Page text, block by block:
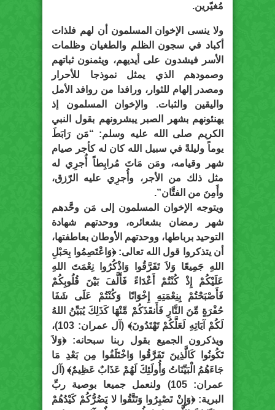
مُغيّرين.
ولا ينسى الإخوان المسلمون أن لهم فلذات
أكباد في سجون الظلم والطغيان وظلمات
الأسر فيشدون على أيديهم، ويثمنون ثباتهم
وصمودهم الذي يمثل نموذجا للأحرار
ومصدر إلهام للثوار، ورافدا من روافد الأمل
واليقين والثبات. والإخوان المسلمون إذ
يهنئونهم بشهر الصبر يبشرونهم بقول النبي
الكريم صلى الله عليه وسلم: “مَن رَابَطَ
يوماً وليلةً في سبيل الله كان له كأجر صيام
شهر وقيامه، ومَن مَاتَ مُرابِطاً أُجرِي له
مثل ذلك من الأجر، وأُجرِي عليه الرّزق،
وأَمِنَ من الفتَّان”.
ويتوجه الإخوان المسلمون إلى مَن وحَّدهم
شهر رمضان بشعائره، ووحدتهم شهادة
التوحيد برباطها، ووحدتهم الأوطان بعاطفتها،
أن يتذكروا قول الله تعالى: ﴿وَاعْتَصِمُوا بِحَبْلِ
اللهِ جَمِيعًا وَلاَ تَفَرَّقُوا وَاذْكُرُوا نِعْمَتَ اللهِ
عَلَيْكُمْ إِذْ كُنْتُمْ أَعْدَاءً فَأَلَّفَ بَيْنَ قُلُوبِكُمْ
فَأَصْبَحْتُمْ بِنِعْمَتِهِ إِخْوَانًا وَكُنْتُمْ عَلَى شَفَا
حُفْرَةٍ مِّنَ النَّارِ فَأَنقَذَكُمْ مِّنْهَا كَذَلِكَ يُبَيِّنُ اللهُ
لَكُمْ آيَاتِهِ لَعَلَّكُمْ تَهْتَدُونَ﴾ (آل عمران: 103)،
ويذكرون الجميع بقول ربنا سبحانه: ﴿وَلاَ
تَكُونُوا كَالَّذِينَ تَفَرَّقُوا وَاخْتَلَفُوا مِن بَعْدِ مَا
جَاءَهُمُ الْبَيِّنَاتُ وَأُولَئِكَ لَهُمْ عَذَابٌ عَظِيمٌ﴾ (آل
عمران: 105) ولنعمل جميعا بوصية ربِّ
البرية: ﴿وَإِنْ تَصْبِرُوا وَتَتَّقُوا لا يَضُرُّكُمْ كَيْدُهُمْ